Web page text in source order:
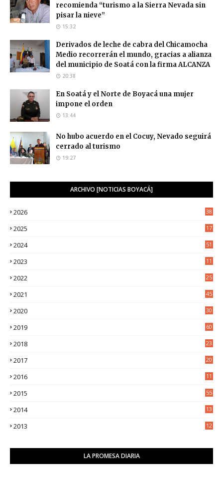
recomienda “turismo a la Sierra Nevada sin
pisar la nieve”
15:32
Derivados de leche de cabra del Chicamocha
Medio recorrerán el mundo, gracias a alianza
del municipio de Soatá con la firma ALCANZA
20:38
En Soatá y el Norte de Boyacá una mujer
impone el orden
13:44
No hubo acuerdo en el Cocuy, Nevado seguirá
cerrado al turismo
19:27
ARCHIVO [NOTICIAS BOYACÁ]
2026 38
2025
17
2024 51
2023
11
2022
25
2021
45
2020
30
2019 60
2018
23
2017
20
2016
11
2015 55
2014
13
2013
12
LA PROMESA DIARIA